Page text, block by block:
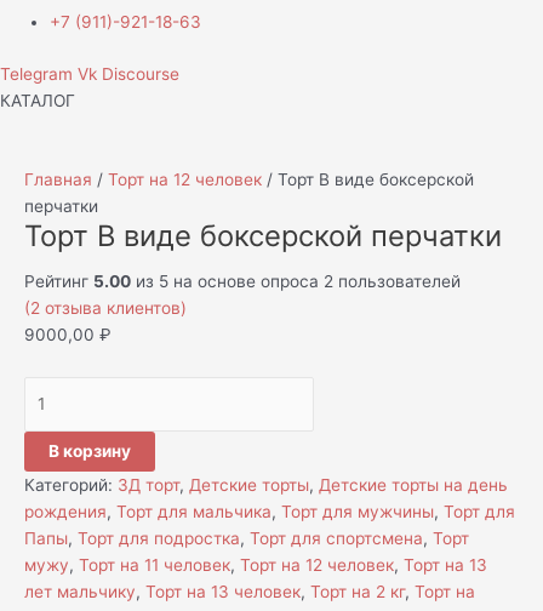
+7 (911)-921-18-63
Telegram Vk Discourse
КАТАЛОГ
Главная / Торт на 12 человек / Торт В виде боксерской
перчатки
Торт В виде боксерской перчатки
Рейтинг 5.00 из 5 на основе опроса 2 пользователей
(2 отзыва клиентов)
9000,00 ₽
В корзину
Категорий: 3Д торт, Детские торты, Детские торты на день
рождения, Торт для мальчика, Торт для мужчины, Торт для
Папы, Торт для подростка, Торт для спортсмена, Торт
мужу, Торт на 11 человек, Торт на 12 человек, Торт на 13
лет мальчику, Торт на 13 человек, Торт на 2 кг, Торт на